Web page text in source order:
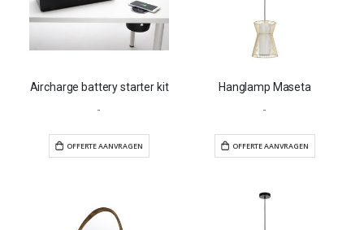
OFFERTE AANVRAGEN
Aircharge battery starter kit
-
Hanglamp Maseta
-